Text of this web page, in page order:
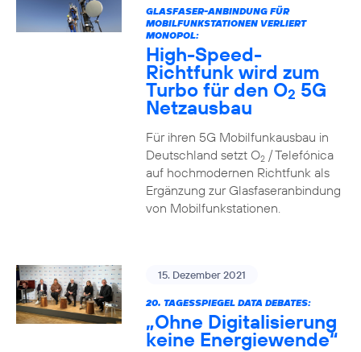
GLASFASER-ANBINDUNG FÜR
MOBILFUNKSTATIONEN VERLIERT
MONOPOL:
High-Speed-
Richtfunk wird zum
Turbo für den O2 5G
Netzausbau
Für ihren 5G Mobilfunkausbau in
Deutschland setzt O2/ Telefónica
auf hochmodernen Richtfunk als
Ergänzung zur Glasfaseranbindung
von Mobilfunkstationen.
15. Dezember 2021
20. TAGESSPIEGEL DATA DEBATES:
„Ohne Digitalisierung
keine Energiewende“